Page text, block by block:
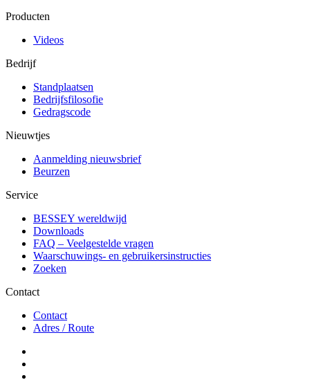
Producten
Videos
Bedrijf
Standplaatsen
Bedrijfsfilosofie
Gedragscode
Nieuwtjes
Aanmelding nieuwsbrief
Beurzen
Service
BESSEY wereldwijd
Downloads
FAQ – Veelgestelde vragen
Waarschuwings- en gebruikersinstructies
Zoeken
Contact
Contact
Adres / Route